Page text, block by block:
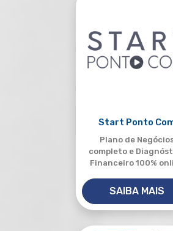
Start Ponto
Plano de
completo e
Financeiro 100%
SAIBA MAIS